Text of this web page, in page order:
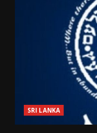
SRI LANKA